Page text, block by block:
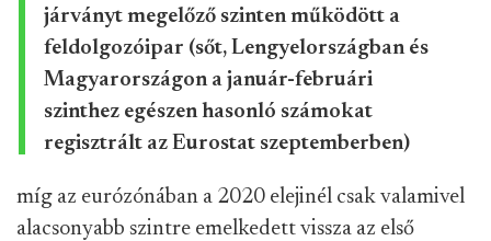
járványt megelőző szinten működött a
feldolgozóipar (sőt, Lengyelországban és
Magyarországon a január-februári
szinthez egészen hasonló számokat
regisztrált az Eurostat szeptemberben)
míg az eurózónában a 2020 elejinél csak valamivel
alacsonyabb szintre emelkedett vissza az első